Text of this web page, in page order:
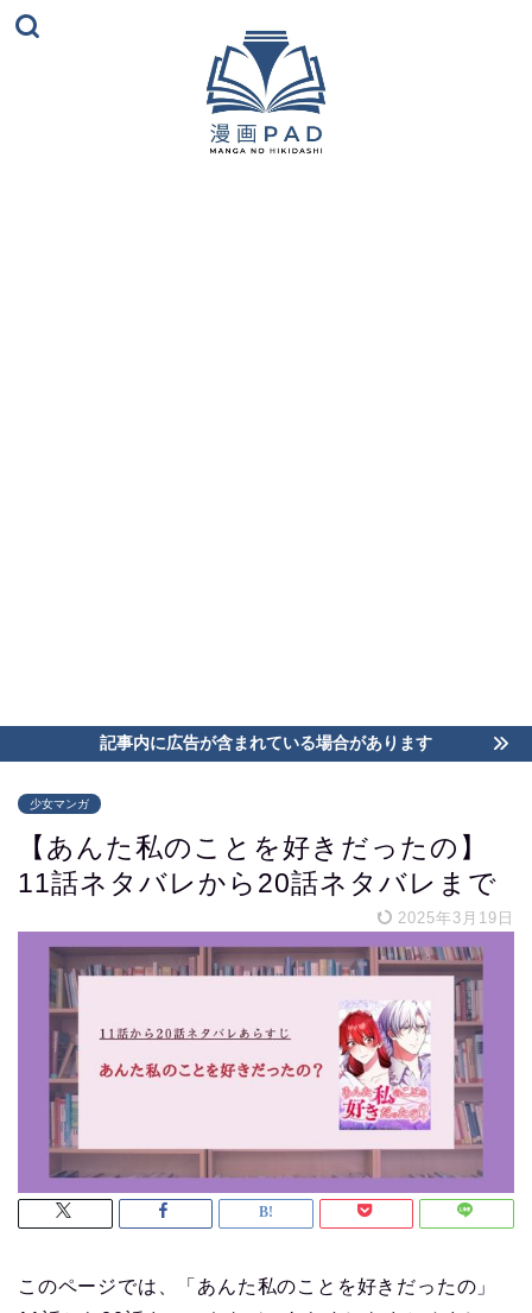
記事内に広告が含まれている場合があります
少女マンガ
【あんた私のことを好きだったの】
11話ネタバレから20話ネタバレまで
2025年3月19日
このページでは、「あんた私のことを好きだったの」